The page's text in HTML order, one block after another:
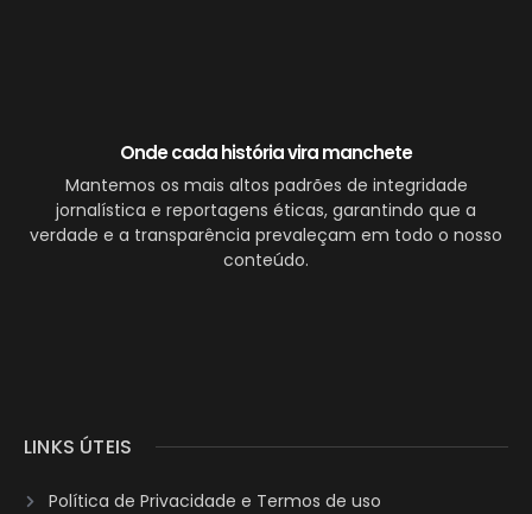
Onde cada história vira manchete
Mantemos os mais altos padrões de integridade
jornalística e reportagens éticas, garantindo que a
verdade e a transparência prevaleçam em todo o nosso
conteúdo.
LINKS ÚTEIS
Política de Privacidade e Termos de uso